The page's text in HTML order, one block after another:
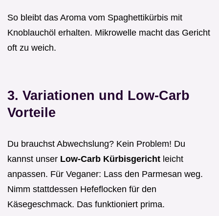
So bleibt das Aroma vom Spaghettikürbis mit
Knoblauchöl erhalten. Mikrowelle macht das Gericht
oft zu weich.
3. Variationen und Low-Carb
Vorteile
Du brauchst Abwechslung? Kein Problem! Du
kannst unser Low-Carb Kürbisgericht leicht
anpassen. Für Veganer: Lass den Parmesan weg.
Nimm stattdessen Hefeflocken für den
Käsegeschmack. Das funktioniert prima.